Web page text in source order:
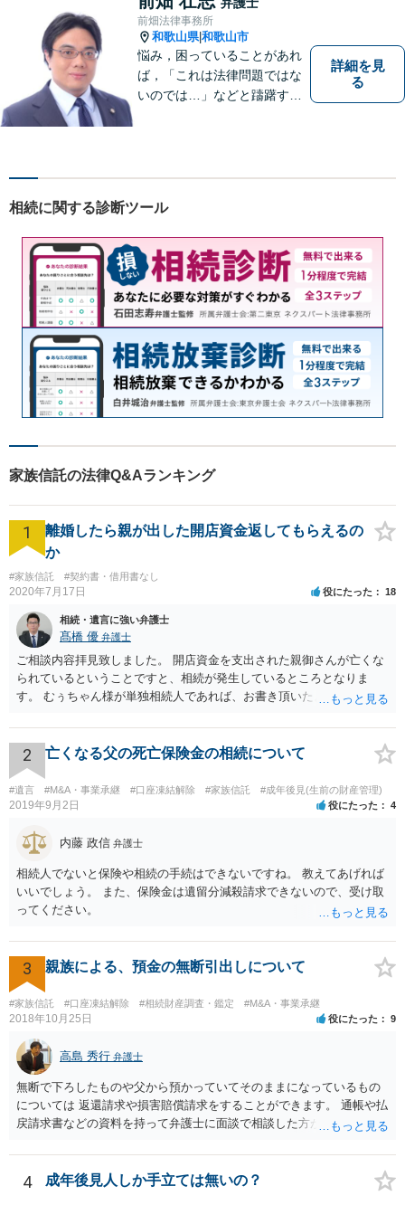
談ください。
前畑法律事務所
和歌山県|和歌山市
悩み，困っていることがあれ
ば，「これは法律問題ではな
いのでは…」などと躊躇する
おります。弁護士前畑壮志は
ようお手伝いいたします。
詳細を見
る
相続に関する診断ツール
家族信託の法律Q&Aランキング
1
離婚したら親が出した開店資金返してもらえるの
か
#家族信託 #契約書・借用書なし
2020年7月17日 役にたった 18
相続・遺言に強い弁護士
髙橋 優 弁護士
ご相談内容拝見致しました。 開店資金を支出された親御さんが亡くな
られているということですと、相続が発生しているところとなりま
す。 むぅちゃん様が単独相続人であれば、お書き頂いたような方法で
相続人おられるということであれば、他の相続人との協議が必要とな
るところです。 また、当該点とは別にご主人から貸付ではなく贈与で
あると主張される可能性がございます。 その場合には、貸付であるこ
とを伺わせる事情をどれだけ積み重ねることが出来るか、というとこ
ろとなります。 返済の事実や、返済を約束するメール等です。 金額の
おく方が宜しいかと思います。 緊急という訳ではないかと思います
が、事前準備が早い方が有効な手段が増える傾向にありますので、早
目に弁護士を入れられることを御検討頂くと良いかと思います。
2 亡くなる父の死亡保険金の相続について
#遺言 #M&A・事業承継 #口座凍結解除 #家族信託 #成年後見(生前の財産管理)
2019年9月2日 役にたった 4
内藤 政信 弁護士
相続人でないと保険や相続の手続はできないですね。 教えてあげれば
いいでしょう。 また、保険金は遺留分減殺請求できないので、受け取
ってください。
3 親族による、預金の無断引出しについて
#家族信託 #口座凍結解除 #相続財産調査・鑑定 #M&A・事業承継
2018年10月25日 役にたった 9
高島 秀行 弁護士
無断で下ろしたものや父から預かっていてそのままになっているもの
については 返還請求や損害賠償請求をすることができます。 通帳や払
戻請求書などの資料を持って弁護士に面談で相談した方がよいと思い
4 成年後見人しか手立ては無いの？